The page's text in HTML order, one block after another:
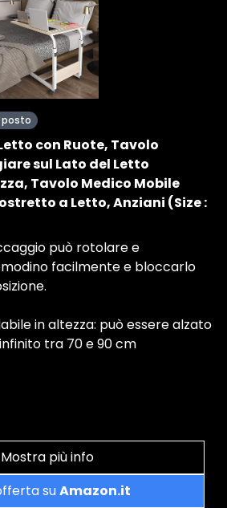
posto
con Ruote, Tavolo
sul Lato del Letto
Tavolo Medico Mobile
a Letto, Anziani (Size :
può rotolare e
facilmente e bloccarlo
in altezza: può essere alzato
tra 70 e 90 cm
Mostra più info
suAmazon.it